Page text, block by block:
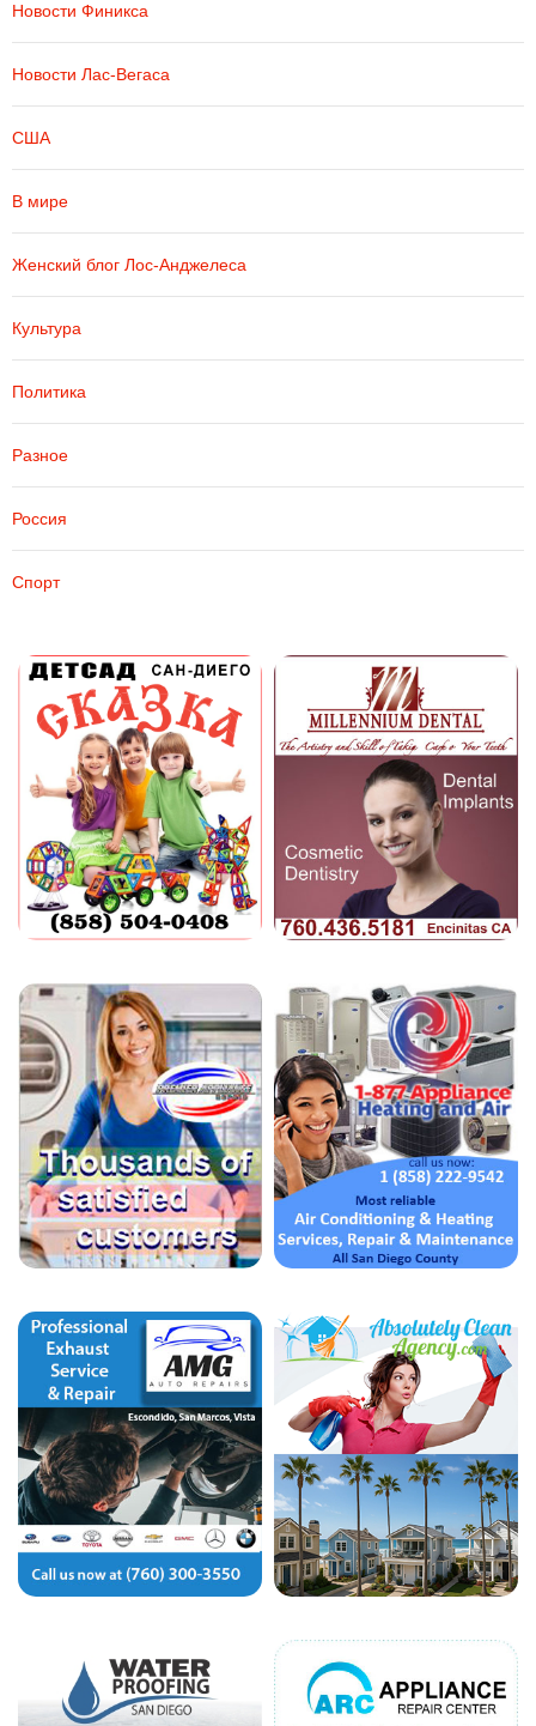
Новости Финикса
Новости Лас-Вегаса
США
В мире
Женский блог Лос-Анджелеса
Культура
Политика
Разное
Россия
Спорт